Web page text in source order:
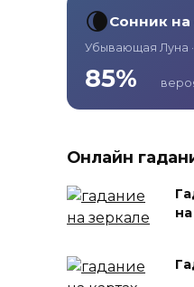
🌘Сонник на
Убывающая Луна
85%
Онлайн